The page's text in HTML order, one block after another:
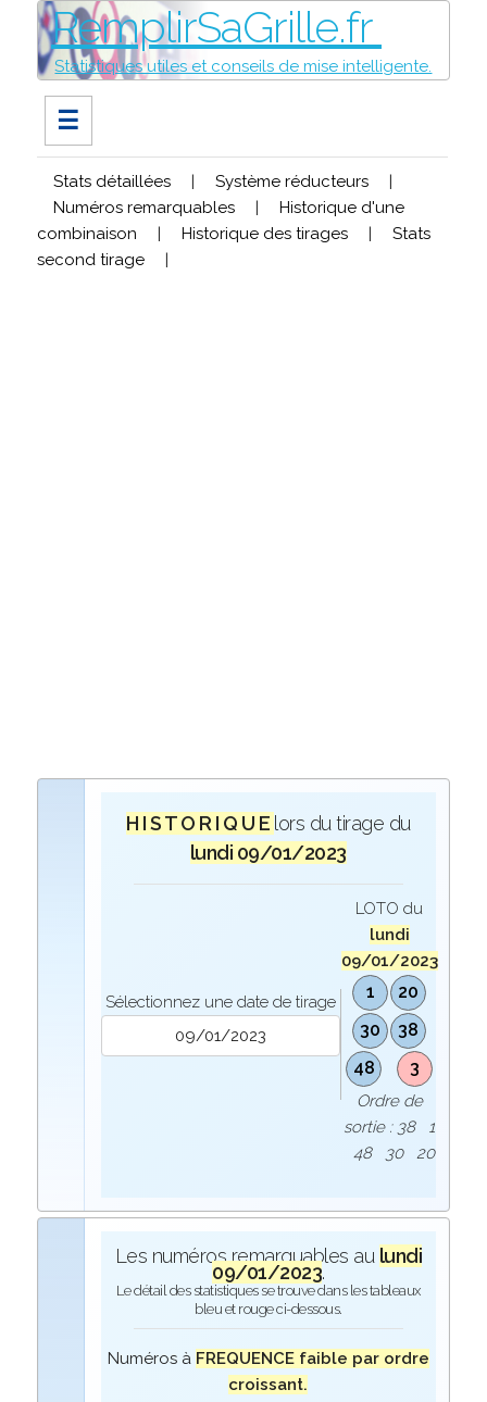
RemplirSaGrille.fr
Statistiques utiles et conseils de mise intelligente.
☰
Stats détaillées | Système réducteurs
|
Numéros remarquables
|
Historique d'une
combinaison
| Historique des tirages |
Stats
second tirage
|
H I S T O R I Q U E lors du tirage du
lundi 09/01/2023
Sélectionnez une date de tirage
LOTO du
lundi
09/01/2023
1
20
30
38
48
3
Ordre de
sortie : 38 1
48 30 20
Les numéros remarquables au lundi
09/01/2023.
Le détail des statistiques se trouve dans les tableaux
bleu et rouge ci-dessous.
Numéros à FREQUENCE faible par ordre
croissant.